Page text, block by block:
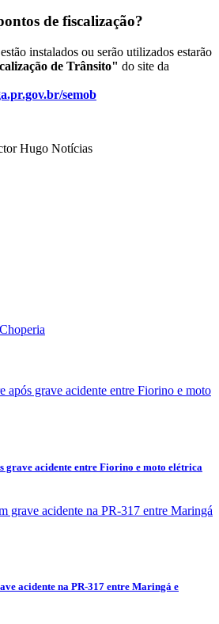
de fiscalização?
instalados ou serão utilizados estarão
de Trânsito" do site da
semob
Hugo Notícias
grave acidente entre Fiorino e moto elétrica
acidente na PR-317 entre Maringá e